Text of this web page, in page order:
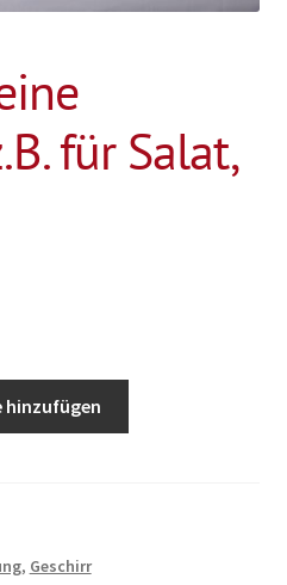
für Salat,
hinzufügen
, Geschirr